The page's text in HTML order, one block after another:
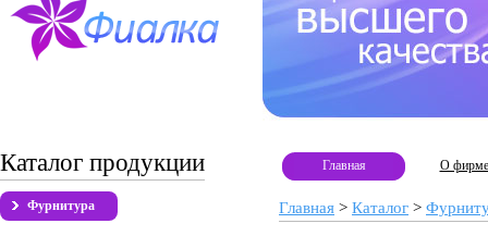
Каталог продукции
Фурнитура
Главная О фирме
Главная > Каталог >